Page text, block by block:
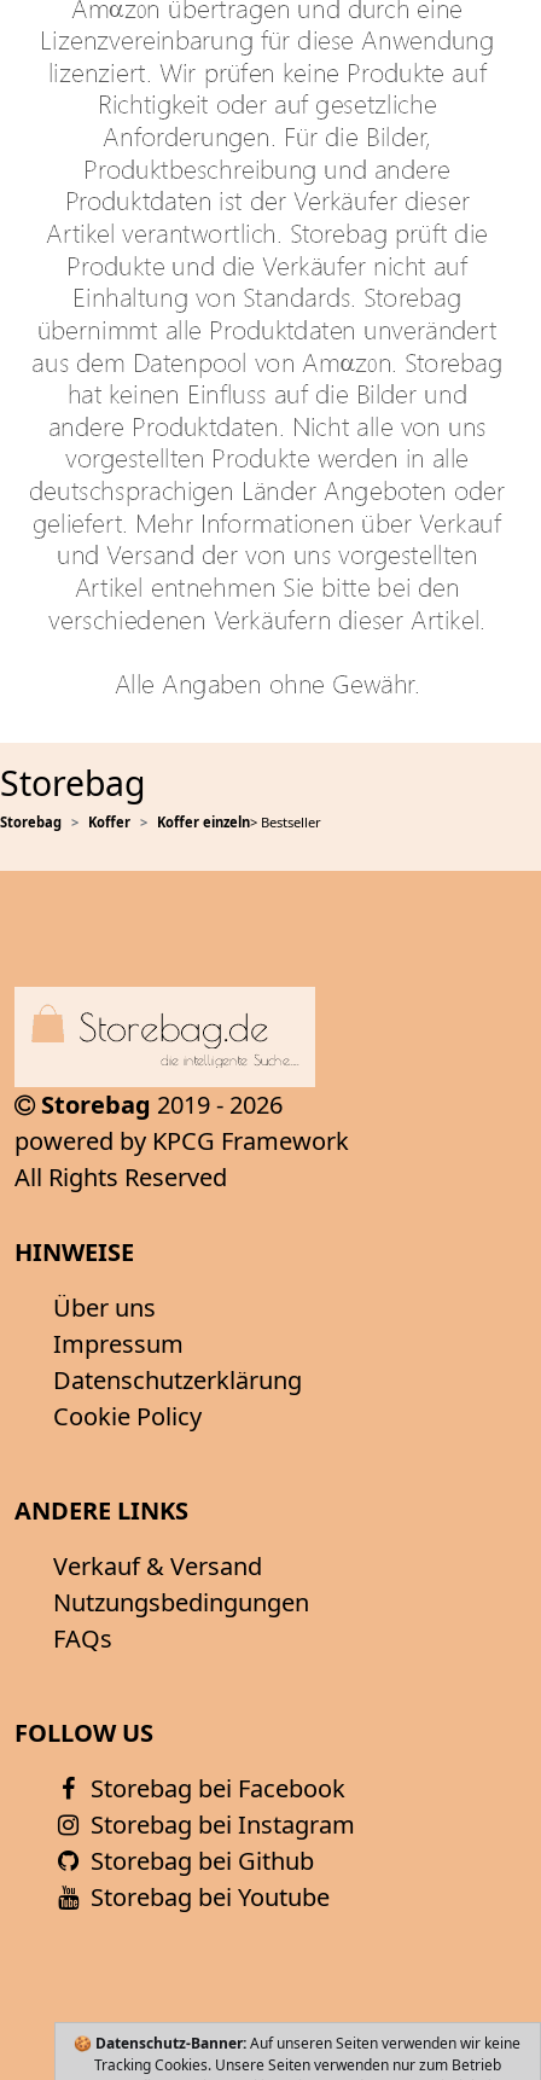
Storebag
Storebag Koffer Koffer einzeln> Bestseller
🍪 Datenschutz-Banner:Auf unseren Seiten verwenden wir keine
Tracking Cookies. Unsere Seiten verwenden nur zum Betrieb
Storebag 2019 - 2026
powered by KPCG Framework
All Rights Reserved
HINWEISE
Über uns
Impressum
Datenschutzerklärung
Cookie Policy
ANDERE LINKS
Verkauf & Versand
Nutzungsbedingungen
FAQs
FOLLOW US
Storebag bei Facebook
Storebag bei Instagram
Storebag bei Github
Storebag bei Youtube